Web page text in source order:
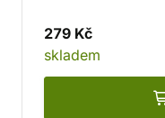
279 Kč
skladem